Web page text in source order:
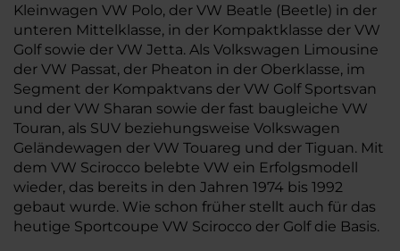
Kleinwagen VW Polo, der VW Beatle (Beetle) in der
unteren Mittelklasse, in der Kompaktklasse der VW
Golf sowie der VW Jetta. Als Volkswagen Limousine
der VW Passat, der Pheaton in der Oberklasse, im
Segment der Kompaktvans der VW Golf Sportsvan
und der VW Sharan sowie der fast baugleiche VW
Touran, als SUV beziehungsweise Volkswagen
Geländewagen der VW Touareg und der Tiguan. Mit
dem VW Scirocco belebte VW ein Erfolgsmodell
wieder, das bereits in den Jahren 1974 bis 1992
gebaut wurde. Wie schon früher stellt auch für das
heutige Sportcoupe VW Scirocco der Golf die Basis.